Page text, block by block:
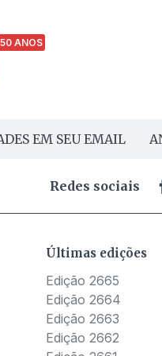
50 ANOS
EM SEU EMAIL
Redes sociais
Últimas edições
Edição 2665
Edição 2664
Edição 2663
Edição 2662